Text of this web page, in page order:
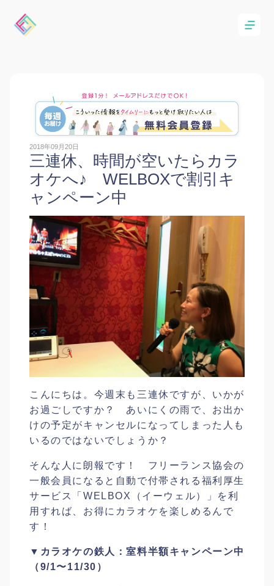
2018年09月20日
三連休、時間が空いたらカラ
オケへ♪ WELBOXで割引キ
ャンペーン中
こんにちは。今週末も三連休ですが、いかが
お過ごしですか？ あいにくの雨で、お出か
けの予定がキャンセルになってしまった人も
いるのではないでしょうか？
そんな人に朗報です！ フリーランス協会の
一般会員になると自動で付帯される福利厚生
サービス「WELBOX（イーウェル）」を利
用すれば、お得にカラオケを楽しめるんで
す！
▼カラオケの鉄人：室料半額キャンペーン中
（9/1〜11/30）